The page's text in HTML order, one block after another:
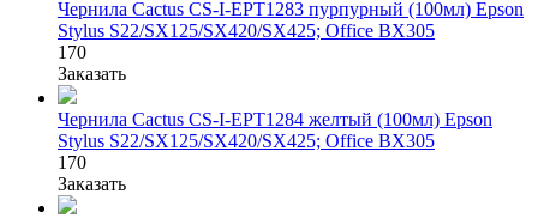
Чернила Cactus CS-I-EPT1283 пурпурный (100мл) Epson
Stylus S22/SX125/SX420/SX425; Office BX305
170
Заказать
Чернила Cactus CS-I-EPT1284 желтый (100мл) Epson
Stylus S22/SX125/SX420/SX425; Office BX305
170
Заказать